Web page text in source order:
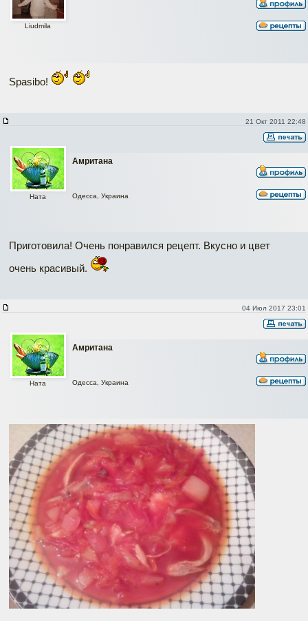
Liudmila
Spasibo!
21 Окт 2011 22:48
Амритана
Ната Одесса, Украина
Приготовила! Очень понравился рецепт. Вкусно и цвет
очень красивый.
04 Июл 2017 23:01
Амритана
Ната Одесса, Украина